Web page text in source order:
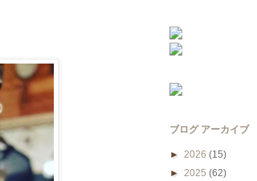
ブログ アーカイブ
► 2026 (15)
► 2025 (62)